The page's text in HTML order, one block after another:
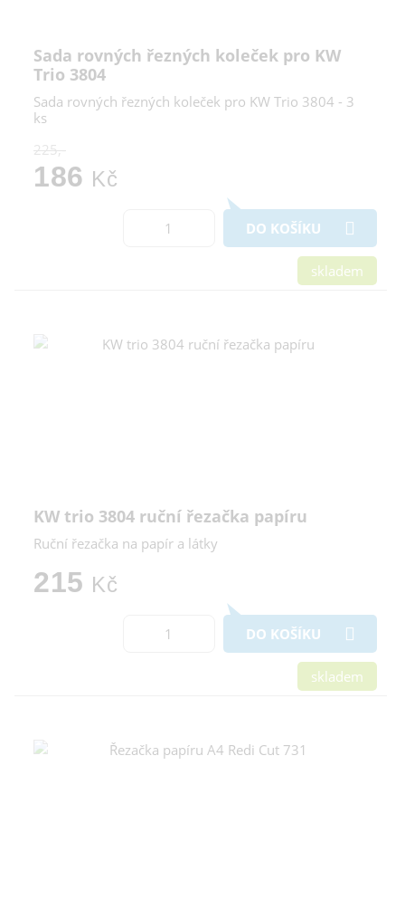
Sada rovných řezných koleček pro KW
Trio 3804
Sada rovných řezných koleček pro KW Trio 3804 - 3
ks
225,-
186 Kč
DO KOŠÍKU
skladem
KW trio 3804 ruční řezačka papíru
Ruční řezačka na papír a látky
215 Kč
DO KOŠÍKU
skladem